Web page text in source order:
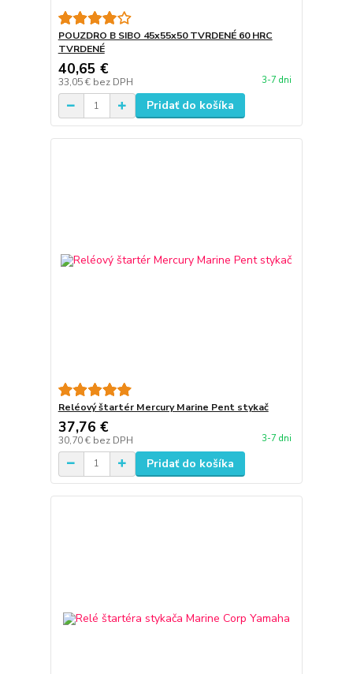
POUZDRO B SIBO 45x55x50 TVRDENÉ 60 HRC
TVRDENÉ
40,65 €
33,05 € bez DPH 3-7 dni
Pridať do košíka
Reléový štartér Mercury Marine Pent stykač
37,76 €
30,70 € bez DPH 3-7 dni
Pridať do košíka